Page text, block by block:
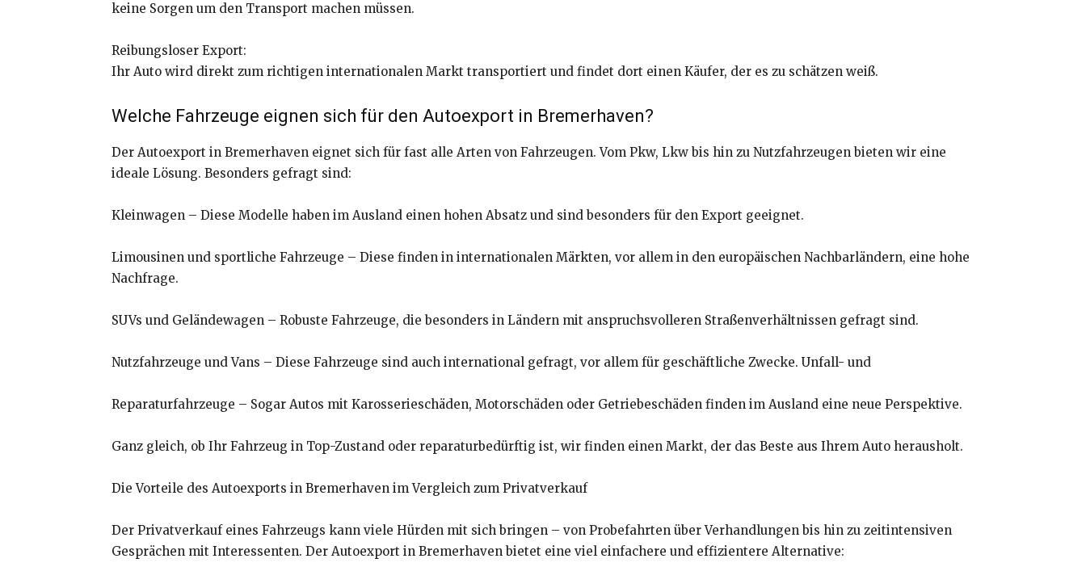
keine Sorgen um den Transport machen müssen.
Reibungsloser Export:
Ihr Auto wird direkt zum richtigen internationalen Markt transportiert und findet dort einen Käufer, der es zu schätzen weiß.
Welche Fahrzeuge eignen sich für den Autoexport in Bremerhaven?
Der Autoexport in Bremerhaven eignet sich für fast alle Arten von Fahrzeugen. Vom Pkw, Lkw bis hin zu Nutzfahrzeugen bieten wir eine
ideale Lösung. Besonders gefragt sind:
Kleinwagen – Diese Modelle haben im Ausland einen hohen Absatz und sind besonders für den Export geeignet.
Limousinen und sportliche Fahrzeuge – Diese finden in internationalen Märkten, vor allem in den europäischen Nachbarländern, eine hohe
Nachfrage.
SUVs und Geländewagen – Robuste Fahrzeuge, die besonders in Ländern mit anspruchsvolleren Straßenverhältnissen gefragt sind.
Nutzfahrzeuge und Vans – Diese Fahrzeuge sind auch international gefragt, vor allem für geschäftliche Zwecke. Unfall- und
Reparaturfahrzeuge – Sogar Autos mit Karosserieschäden, Motorschäden oder Getriebeschäden finden im Ausland eine neue Perspektive.
Ganz gleich, ob Ihr Fahrzeug in Top-Zustand oder reparaturbedürftig ist, wir finden einen Markt, der das Beste aus Ihrem Auto herausholt.
Die Vorteile des Autoexports in Bremerhaven im Vergleich zum Privatverkauf
Der Privatverkauf eines Fahrzeugs kann viele Hürden mit sich bringen – von Probefahrten über Verhandlungen bis hin zu zeitintensiven
Gesprächen mit Interessenten. Der Autoexport in Bremerhaven bietet eine viel einfachere und effizientere Alternative: